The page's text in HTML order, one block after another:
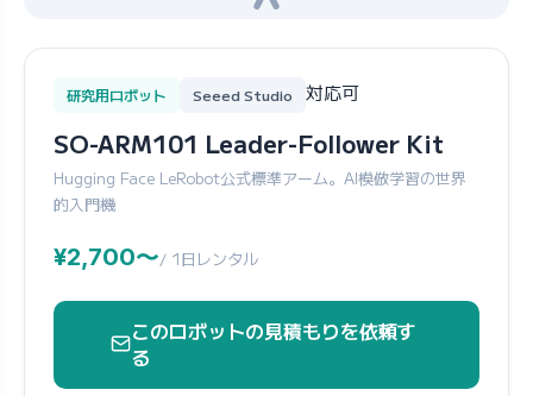
研究用ロボット Seeed Studio 対応可
SO-ARM101 Leader-Follower Kit
Hugging Face LeRobot公式標準アーム。AI模倣学習の世界
的入門機
¥2,700〜/ 1日レンタル
このロボットの見積もりを依頼す
る